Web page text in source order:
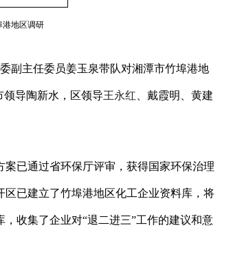
港地区调研
主任委员姜玉泉带队对湘潭市竹埠港地
领导陶新水，区领导王永红 、戴霞明、黄建
已通过省环保厅评审，获得国家环保治理
已建立了竹埠港地区化工企业资料库，将
收集了企业对“退二进三”工作的建议和意